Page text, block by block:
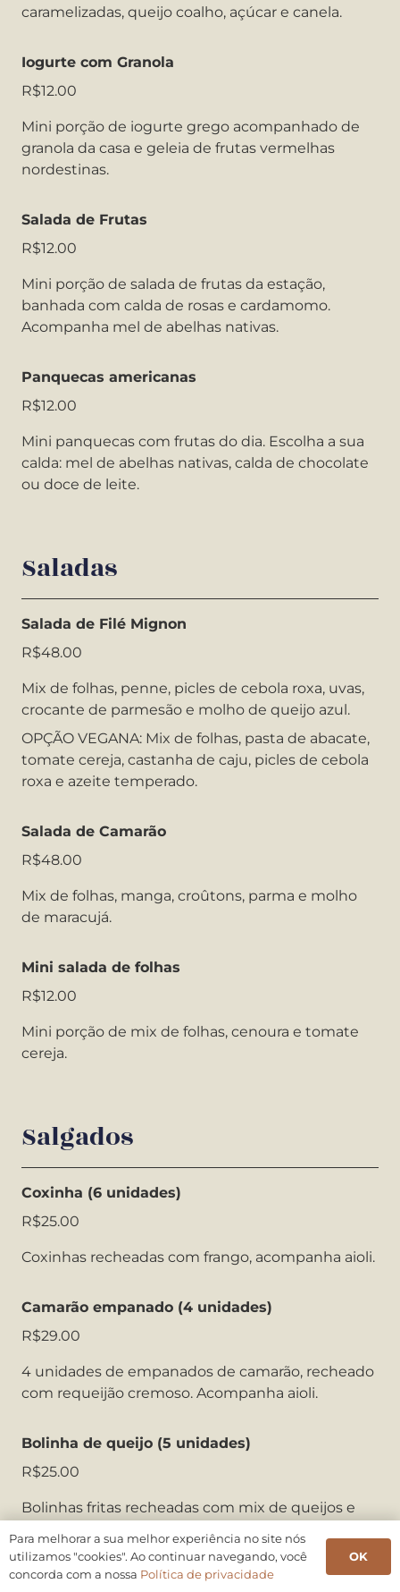
caramelizadas, queijo coalho, açúcar e canela.
Iogurte com Granola
R$12.00
Mini porção de iogurte grego acompanhado de
granola da casa e geleia de frutas vermelhas
nordestinas.
Salada de Frutas
R$12.00
Mini porção de salada de frutas da estação,
banhada com calda de rosas e cardamomo.
Acompanha mel de abelhas nativas.
Panquecas americanas
R$12.00
Mini panquecas com frutas do dia. Escolha a sua
calda: mel de abelhas nativas, calda de chocolate
ou doce de leite.
Saladas
Salada de Filé Mignon
R$48.00
Mix de folhas, penne, picles de cebola roxa, uvas,
crocante de parmesão e molho de queijo azul.
OPÇÃO VEGANA: Mix de folhas, pasta de abacate,
tomate cereja, castanha de caju, picles de cebola
roxa e azeite temperado.
Salada de Camarão
R$48.00
Mix de folhas, manga, croûtons, parma e molho
de maracujá.
Mini salada de folhas
R$12.00
Mini porção de mix de folhas, cenoura e tomate
cereja.
Salgados
Coxinha (6 unidades)
R$25.00
Coxinhas recheadas com frango, acompanha aioli.
Camarão empanado (4 unidades)
R$29.00
4 unidades de empanados de camarão, recheado
com requeijão cremoso. Acompanha aioli.
Bolinha de queijo (5 unidades)
R$25.00
Bolinhas fritas recheadas com mix de queijos e
Pão de queijo (6 unidades)
Para melhorar a sua melhor experiência no site nós
utilizamos "cookies". Ao continuar navegando, você
concorda com a nossa Política de privacidade
OK